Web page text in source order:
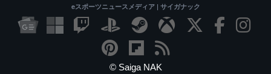
eスポーツニュースメディア | サイガナック
© Saiga NAK